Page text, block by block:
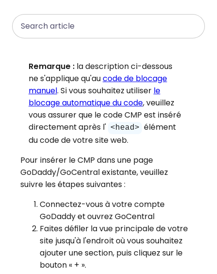
Search
Remarque :la description ci-dessous
ne s'applique qu'aucode de blocage
manuel. Si vous souhaitez utiliser le
blocage automatique du code, veuillez
vous assurer que le code CMP est inséré
directement après l' <head> élément
du code de votre site web.
Pour insérer le CMP dans une page
GoDaddy/GoCentral existante, veuillez
suivre les étapes suivantes :
Connectez-vous à votre compte
GoDaddy et ouvrez GoCentral
Faites défiler la vue principale de votre
site jusqu'à l'endroit où vous souhaitez
ajouter une section, puis cliquez sur le
bouton « + ».